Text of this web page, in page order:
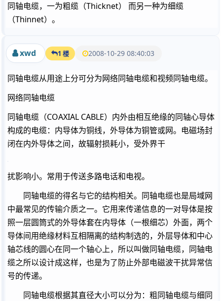
同轴电缆，一为粗缆（Thicknet） 而另一种为细缆
（Thinnet）。
xwd 1 楼 2008-10-29 08:40:03
同轴电缆从用途上分可分为网络同轴电缆和视频同轴电缆。
网络同轴电缆
同轴电缆（COAXIAL CABLE）内外由相互绝缘的同轴心导体
构成的电缆：内导体为铜线，外导体为铜管或网。电磁场封
闭在内外导体之间，故辐射损耗小，受外界干
扰影响小。常用于传送多路电话和电视。
同轴电缆的得名与它的结构相关。同轴电缆也是局域网
中最常见的传输介质之一。它用来传递信息的一对导体是按
照一层圆筒式的外导体套在内导体（一根细芯）外面，两个
导体间用绝缘材料互相隔离的结构制选的，外层导体和中心
轴芯线的圆心在同一个轴心上，所以叫做同轴电缆，同轴电
缆之所以设计成这样，也是为了防止外部电磁波干扰异常信
号的传递。
同轴电缆根据其直径大小可以分为：粗同轴电缆与细同